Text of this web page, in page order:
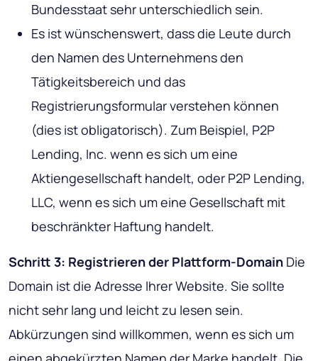
Bundesstaat sehr unterschiedlich sein.
Es ist wünschenswert, dass die Leute durch
den Namen des Unternehmens den
Tätigkeitsbereich und das
Registrierungsformular verstehen können
(dies ist obligatorisch). Zum Beispiel, P2P
Lending, Inc. wenn es sich um eine
Aktiengesellschaft handelt, oder P2P Lending,
LLC, wenn es sich um eine Gesellschaft mit
beschränkter Haftung handelt.
Schritt 3: Registrieren der Plattform-Domain Die
Domain ist die Adresse Ihrer Website. Sie sollte
nicht sehr lang und leicht zu lesen sein.
Abkürzungen sind willkommen, wenn es sich um